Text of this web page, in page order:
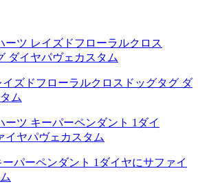
イズドフローラルクロスドッグタグ ダ
ム
パーペンダント 1ダイヤにサファイ